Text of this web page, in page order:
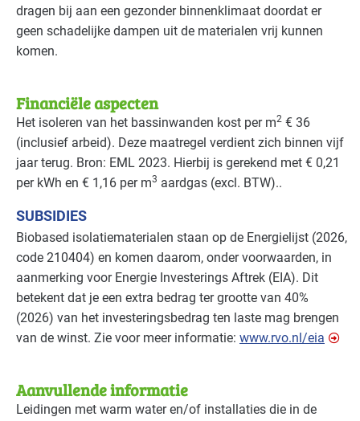
dragen bij aan een gezonder binnenklimaat doordat er
geen schadelijke dampen uit de materialen vrij kunnen
komen.
Financiële aspecten
Het isoleren van het bassinwanden kost per m2 € 36
(inclusief arbeid). Deze maatregel verdient zich binnen vijf
jaar terug. Bron: EML 2023. Hierbij is gerekend met € 0,21
per kWh en € 1,16 per m3 aardgas (excl. BTW)..
SUBSIDIES
Biobased isolatiematerialen staan op de Energielijst (2026,
code 210404) en komen daarom, onder voorwaarden, in
aanmerking voor Energie Investerings Aftrek (EIA). Dit
betekent dat je een extra bedrag ter grootte van 40%
(2026) van het investeringsbedrag ten laste mag brengen
van de winst. Zie voor meer informatie: www.rvo.nl/eia
Aanvullende informatie
Leidingen met warm water en/of installaties die in de